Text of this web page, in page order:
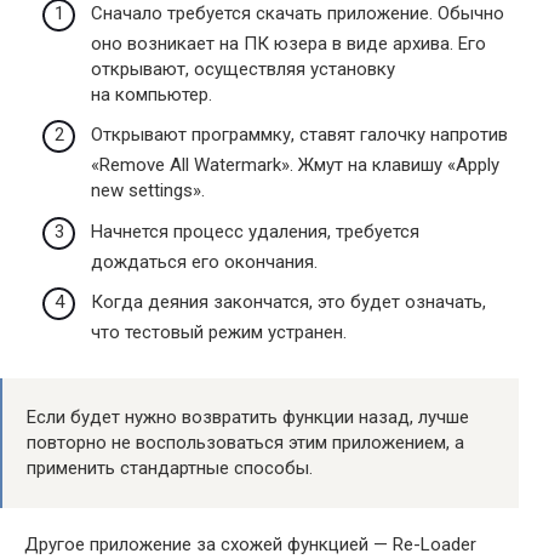
Сначало требуется скачать приложение. Обычно
оно возникает на ПК юзера в виде архива. Его
открывают, осуществляя установку
на компьютер.
Открывают программку, ставят галочку напротив
«Remove All Watermark». Жмут на клавишу «Apply
new settings».
Начнется процесс удаления, требуется
дождаться его окончания.
Когда деяния закончатся, это будет означать,
что тестовый режим устранен.
Если будет нужно возвратить функции назад, лучше
повторно не воспользоваться этим приложением, а
применить стандартные способы.
Другое приложение за схожей функцией — Re-Loader